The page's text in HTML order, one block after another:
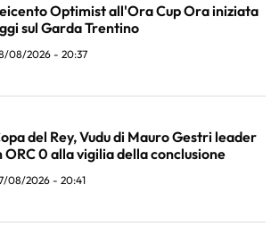
Optimist all'Ora Cup Ora iniziata
sul Garda Trentino
08/2026 - 20:37
del Rey, Vudu di Mauro Gestri leader
ORC 0 alla vigilia della conclusione
08/2026 - 20:41